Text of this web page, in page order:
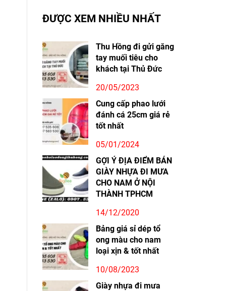
ĐƯỢC XEM NHIỀU NHẤT
Thu Hồng đi gửi găng
tay muối tiêu cho
khách tại Thủ Đức
20/05/2023
Cung cấp phao lưới
đánh cá 25cm giá rẻ
tốt nhất
05/01/2024
GỢI Ý ĐỊA ĐIỂM BÁN
GIÀY NHỰA ĐI MƯA
CHO NAM Ở NỘI
THÀNH TPHCM
14/12/2020
Bảng giá sỉ dép tổ
ong màu cho nam
loại xịn & tốt nhất
10/08/2023
Giày nhựa đi mưa